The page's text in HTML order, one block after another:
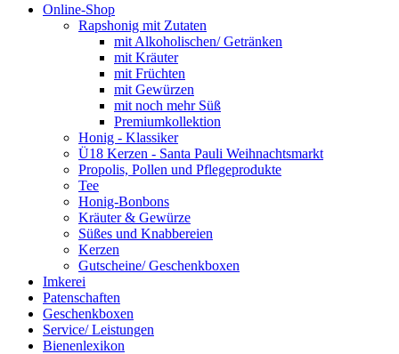
Online-Shop
Rapshonig mit Zutaten
mit Alkoholischen/ Getränken
mit Kräuter
mit Früchten
mit Gewürzen
mit noch mehr Süß
Premiumkollektion
Honig - Klassiker
Ü18 Kerzen - Santa Pauli Weihnachtsmarkt
Propolis, Pollen und Pflegeprodukte
Tee
Honig-Bonbons
Kräuter & Gewürze
Süßes und Knabbereien
Kerzen
Gutscheine/ Geschenkboxen
Imkerei
Patenschaften
Geschenkboxen
Service/ Leistungen
Bienenlexikon